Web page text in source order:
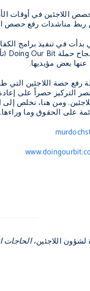
اللاجئين في أوقات
ربط مناشدات رفع حصص
بدأت في تنفيذ
حملة Doing Our Bit
بعض مؤيديها.
رفع حصة اللاجئين
التركيز حصراً على
ومن هنا، نخلص إلى
على الحقوق وما وراءها.
لشؤون اللاجئين،الحاجات